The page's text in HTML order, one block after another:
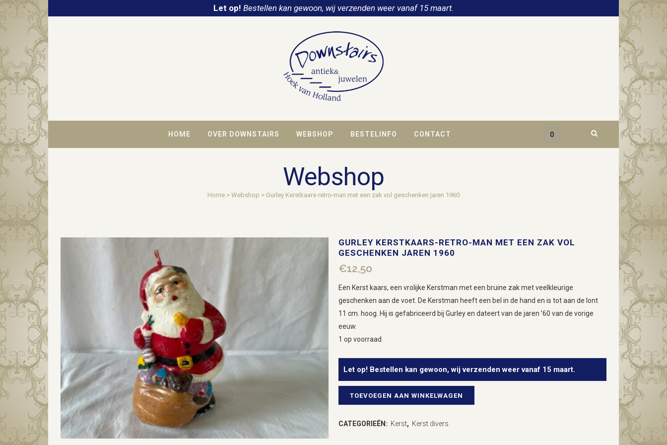
Let op! Bestellen kan gewoon, wij verzenden weer vanaf 15 maart.
HOME OVER DOWNSTAIRS WEBSHOP BESTELINFO CONTACT 0
Webshop
Home > Webshop > Gurley Kerstkaars-retro-man met een zak vol geschenken jaren 1960
GURLEY KERSTKAARS-RETRO-MAN MET EEN ZAK VOL
GESCHENKEN JAREN 1960
€12,50
Een Kerst kaars, een vrolijke Kerstman met een bruine zak met veelkleurige
geschenken aan de voet. De Kerstman heeft een bel in de hand en is tot aan de lont
11 cm. hoog. Hij is gefabriceerd bij Gurley en dateert van de jaren ’60 van de vorige
eeuw.
1 op voorraad
Let op! Bestellen kan gewoon, wij verzenden weer vanaf 15 maart.
GurleyTOEVOEGEN AAN WINKELWAGEN
CATEGORIEËN: Kerst, Kerst divers